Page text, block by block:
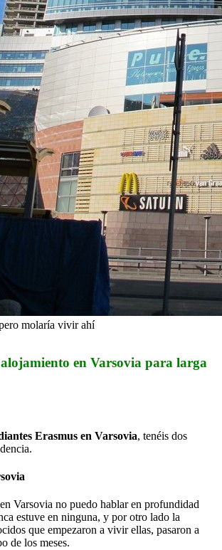
molaría vivir ahí
en Varsovia para larga
Erasmus en Varsovia, tenéis dos
Varsovia no puedo hablar en profundidad
estuve en ninguna, y por otro lado la
que empezaron a vivir ellas, pasaron a
de los meses.